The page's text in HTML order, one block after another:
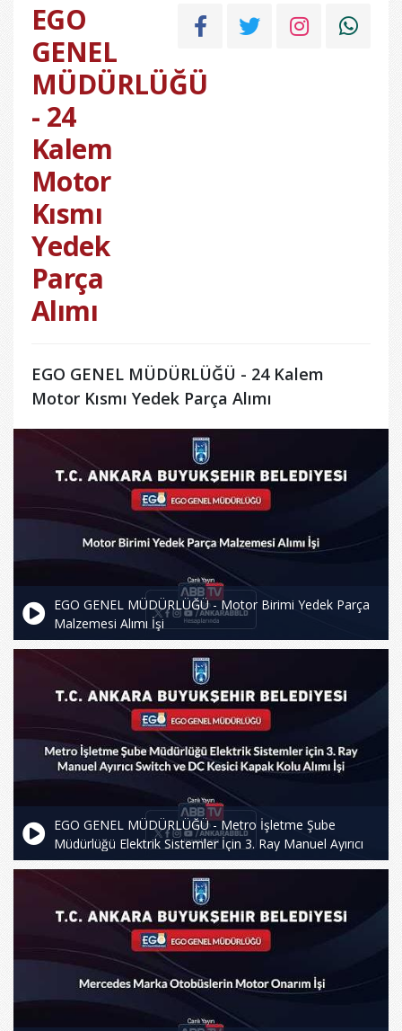
EGO
GENEL
MÜDÜRLÜĞÜ
- 24
Kalem
Motor
Kısmı
Yedek
Parça
Alımı
EGO GENEL MÜDÜRLÜĞÜ - 24 Kalem
Motor Kısmı Yedek Parça Alımı
EGO GENEL MÜDÜRLÜĞÜ - Motor Birimi Yedek Parça
Malzemesi Alımı İşi
EGO GENEL MÜDÜRLÜĞÜ - Metro İşletme Şube
Müdürlüğü Elektrik Sistemler İçin 3. Ray Manuel Ayırıcı
Switch ve DC Kesici Kapak Kolu Alımı İşi